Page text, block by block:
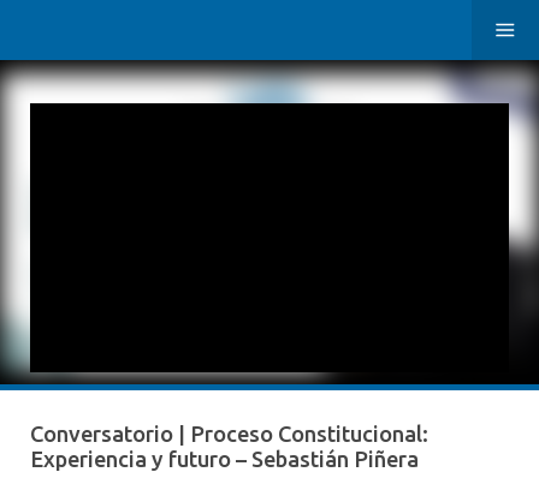
Conversatorio | Proceso Constitucional:
Experiencia y futuro – Sebastián Piñera